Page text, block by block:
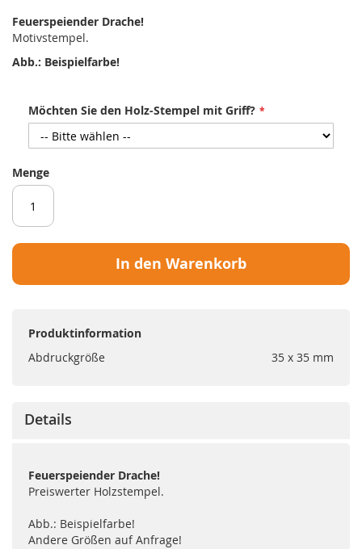
Feuerspeiender Drache!
Motivstempel.
Abb.: Beispielfarbe!
Möchten Sie den Holz-Stempel mit Griff?
Menge
In den Warenkorb
Produktinformation
Abdruckgröße
35 x 35 mm
Details
Feuerspeiender Drache!
Preiswerter Holzstempel.
Abb.: Beispielfarbe!
Andere Größen auf Anfrage!